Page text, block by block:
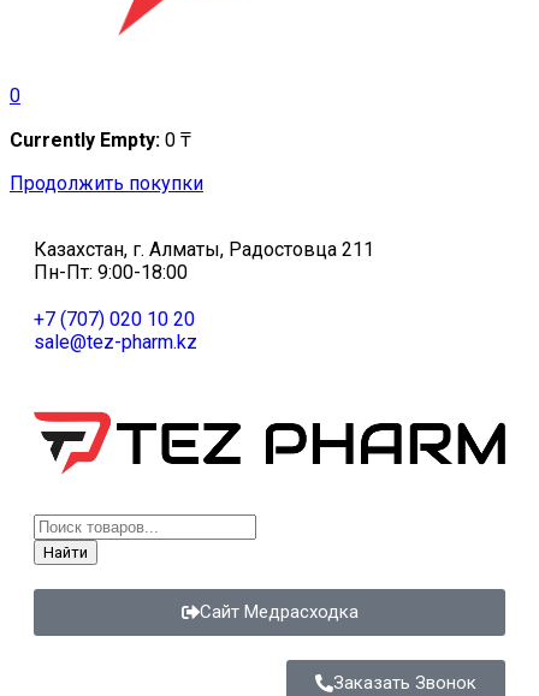
0
Currently Empty: 0 ₸
Продолжить покупки
Казахстан, г. Алматы, Радостовца 211
Пн-Пт: 9:00-18:00
+7 (707) 020 10 20
sale@tez-pharm.kz
Найти
Сайт Медрасходка
Заказать Звонок